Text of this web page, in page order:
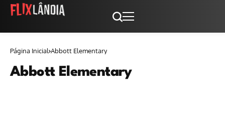
Página Inicial Abbott Elementary
Abbott Elementary